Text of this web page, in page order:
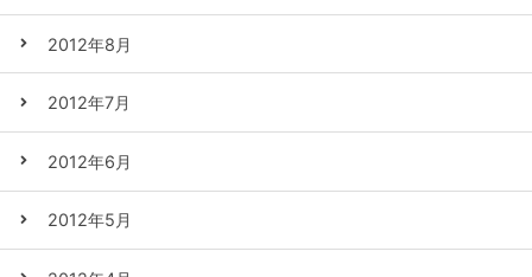
2012年8月
2012年7月
2012年6月
2012年5月